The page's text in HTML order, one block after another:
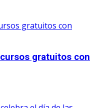
gratuitos con